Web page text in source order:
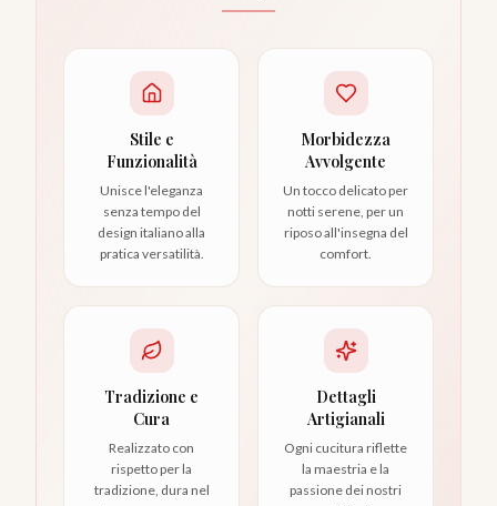
Stile e
Funzionalità
Unisce l'eleganza
senza tempo del
design italiano alla
pratica versatilità.
Morbidezza
Avvolgente
Un tocco delicato per
notti serene, per un
riposo all'insegna del
comfort.
Tradizione e
Cura
Realizzato con
rispetto per la
tradizione, dura nel
Dettagli
Artigianali
Ogni cucitura riflette
la maestria e la
passione dei nostri